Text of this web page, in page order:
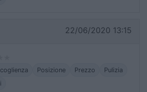
22/06/2020 13:15
Posizione Prezzo
Pulizia